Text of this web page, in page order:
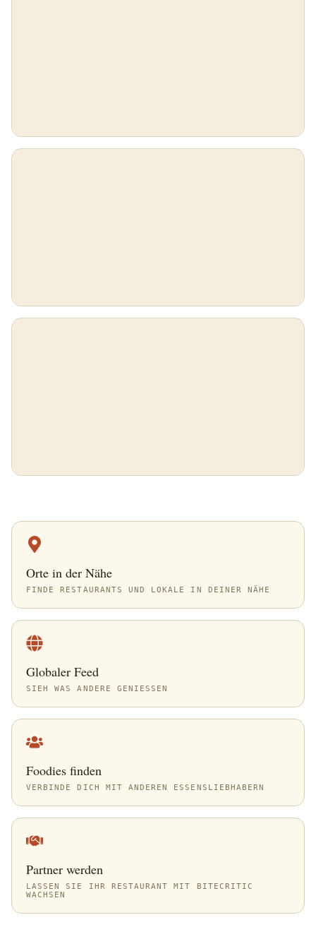
Orte in der Nähe
FINDE RESTAURANTS UND LOKALE IN DEINER NÄHE
Globaler Feed
SIEH WAS ANDERE GENIESSEN
Foodies finden
VERBINDE DICH MIT ANDEREN ESSENSLIEBHABERN
Partner werden
LASSEN SIE IHR RESTAURANT MIT BITECRITIC
WACHSEN